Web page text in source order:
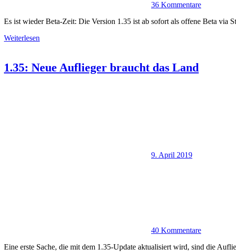
36 Kommentare
Es ist wieder Beta-Zeit: Die Version 1.35 ist ab sofort als offene Beta via
Weiterlesen
1.35: Neue Auflieger braucht das Land
9. April 2019
40 Kommentare
Eine erste Sache, die mit dem 1.35-Update aktualisiert wird, sind die